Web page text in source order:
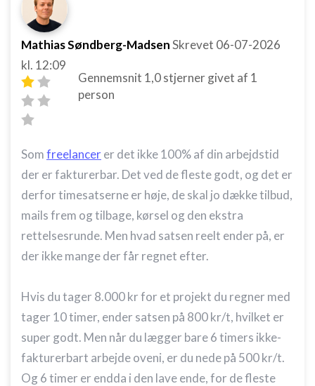
Mathias Søndberg-MadsenSkrevet 06-07-2026
kl. 12:09
Gennemsnit 1,0stjerner givet af 1
person
Somfreelancerer det ikke 100% af din arbejdstid
der er fakturerbar. Det ved de fleste godt, og det er
derfor timesatserne er høje, de skal jo dække tilbud,
mails frem og tilbage, kørsel og den ekstra
rettelsesrunde. Men hvad satsen reelt ender på, er
der ikke mange der får regnet efter.
Hvis du tager 8.000 kr for et projekt du regner med
tager 10 timer, ender satsen på 800 kr/t, hvilket er
super godt. Men når du lægger bare 6 timers ikke-
fakturerbart arbejde oveni, er du nede på 500 kr/t.
Og 6 timer er endda i den lave ende, for de fleste